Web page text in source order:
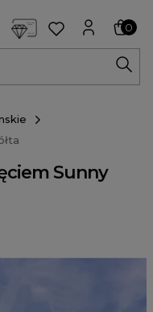
0
Sunny